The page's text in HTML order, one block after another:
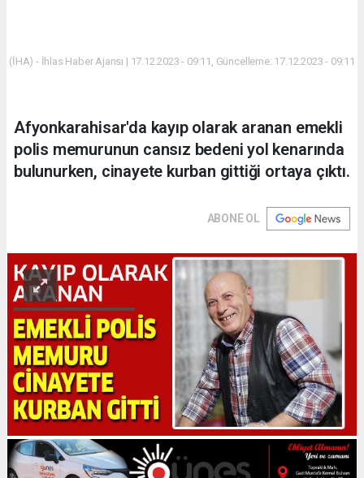
(İHA) - İhlas Haber Ajansı | 17.12.2023 - 09:11, Güncelleme: 17.12.2023 - 09:11
Afyonkarahisar'da kayıp olarak aranan emekli
polis memurunun cansız bedeni yol kenarında
bulunurken, cinayete kurban gittiği ortaya çıktı.
ABONE OL